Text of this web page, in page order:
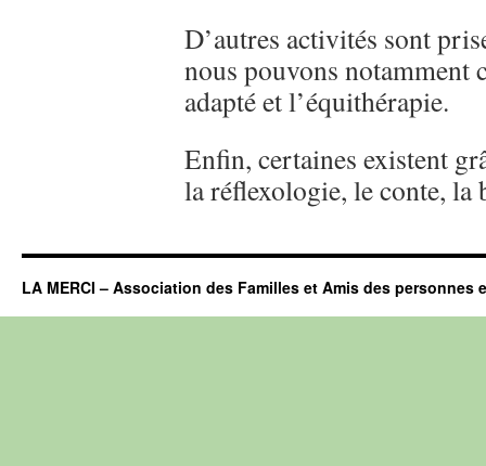
D’autres activités sont
nous pouvons notamment
adapté et l’équithérapie.
Enfin, certaines existent
la réflexologie, le conte, la
LA MERCI – Association des Familles et Amis des